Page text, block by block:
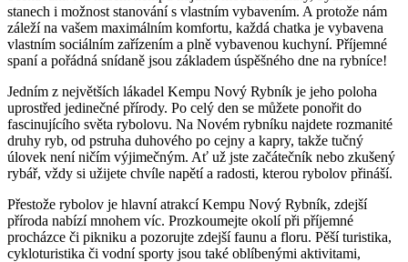
stanech i možnost stanování s vlastním vybavením. A protože nám
záleží na vašem maximálním komfortu, každá chatka je vybavena
vlastním sociálním zařízením a plně vybavenou kuchyní. Příjemné
spaní a pořádná snídaně jsou základem úspěšného dne na rybníce!
Jedním z největších lákadel Kempu Nový Rybník je jeho poloha
uprostřed jedinečné přírody. Po celý den se můžete ponořit do
fascinujícího světa rybolovu. Na Novém rybníku najdete rozmanité
druhy ryb, od pstruha duhového po cejny a kapry, takže tučný
úlovek není ničím výjimečným. Ať už jste začátečník nebo zkušený
rybář, vždy si užijete chvíle napětí a radosti, kterou rybolov přináší.
Přestože rybolov je hlavní atrakcí Kempu Nový Rybník, zdejší
příroda nabízí mnohem víc. Prozkoumejte okolí při příjemné
procházce či pikniku a pozorujte zdejší faunu a floru. Pěší turistika,
cykloturistika či vodní sporty jsou také oblíbenými aktivitami,